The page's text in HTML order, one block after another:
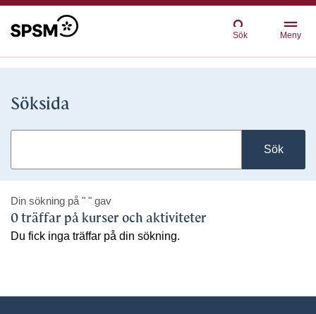
Sök Meny
Söksida
Sök
Din sökning på " " gav
0 träffar på kurser och aktiviteter
Du fick inga träffar på din sökning.